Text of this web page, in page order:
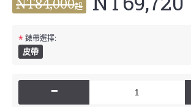
NT84,000起
* 錶帶選擇:
皮帶
-